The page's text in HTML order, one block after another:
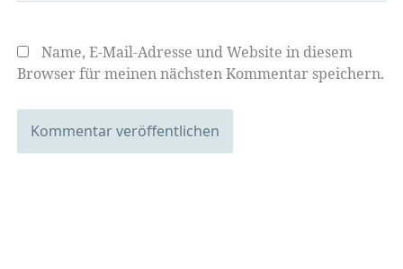
Name, E-Mail-Adresse und Website in diesem
Browser für meinen nächsten Kommentar speichern.